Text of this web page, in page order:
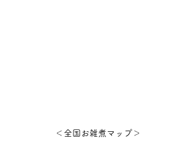
＜全国お雑煮マップ＞